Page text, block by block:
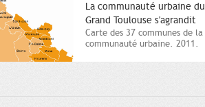
La communauté urbaine du
Grand Toulouse s'agrandit
Carte des 37 communes de la
communauté urbaine. 2011.